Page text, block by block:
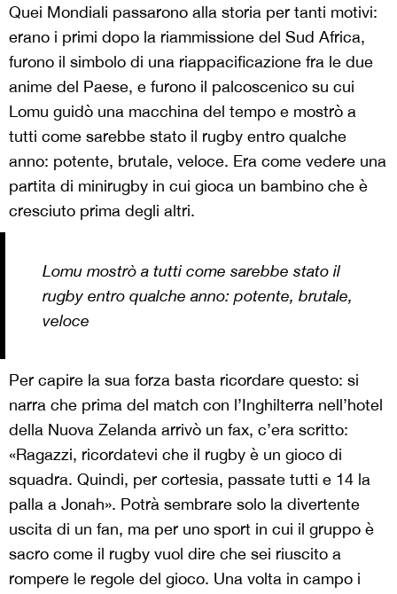
Quei Mondiali passarono alla storia per tanti motivi:
erano i primi dopo la riammissione del Sud Africa,
furono il simbolo di una riappacificazione fra le due
anime del Paese, e furono il palcoscenico su cui
Lomu guidò una macchina del tempo e mostrò a
tutti come sarebbe stato il rugby entro qualche
anno: potente, brutale, veloce. Era come vedere una
partita di minirugby in cui gioca un bambino che è
cresciuto prima degli altri.
Lomu mostrò a tutti come sarebbe stato il
rugby entro qualche anno: potente, brutale,
veloce
Per capire la sua forza basta ricordare questo: si
narra che prima del match con l’Inghilterra nell’hotel
della Nuova Zelanda arrivò un fax, c’era scritto:
«Ragazzi, ricordatevi che il rugby è un gioco di
squadra. Quindi, per cortesia, passate tutti e 14 la
palla a Jonah». Potrà sembrare solo la divertente
uscita di un fan, ma per uno sport in cui il gruppo è
sacro come il rugby vuol dire che sei riuscito a
rompere le regole del gioco. Una volta in campo i